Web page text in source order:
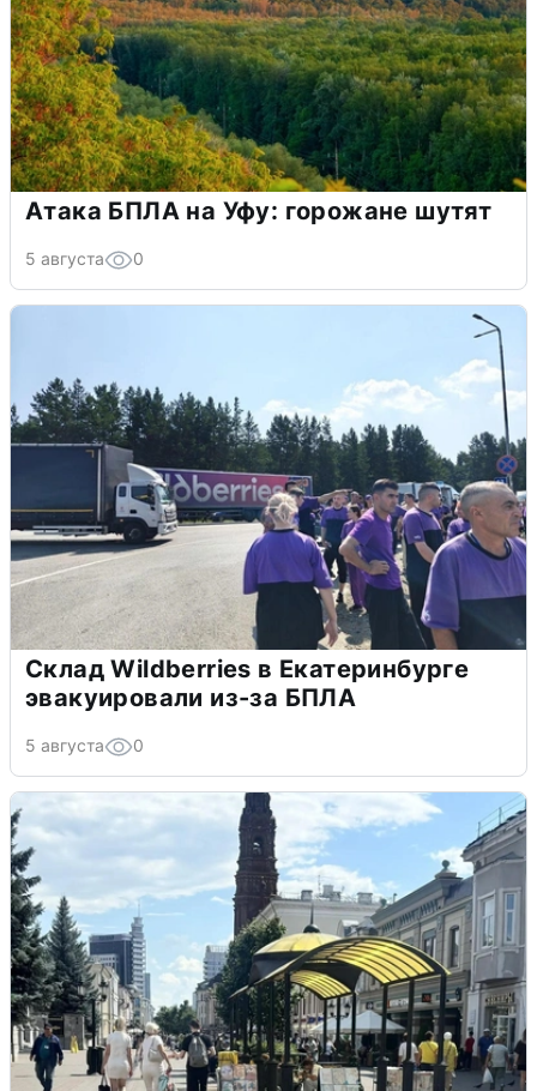
Атака БПЛА на Уфу: горожане шутят
5 августа 0
Склад Wildberries в Екатеринбурге
эвакуировали из-за БПЛА
5 августа 0